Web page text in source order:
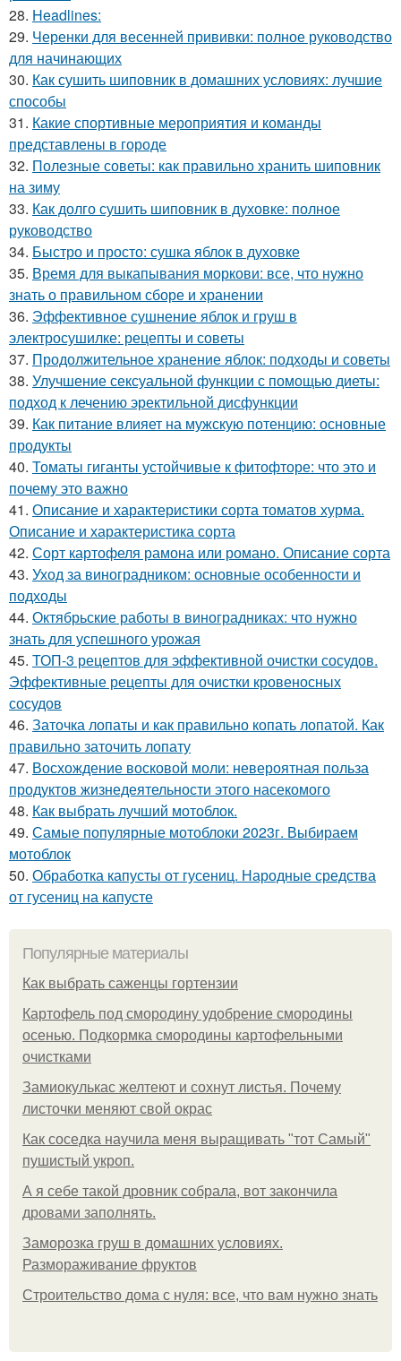
28. Headlines:
29. Черенки для весенней прививки: полное руководство
для начинающих
30. Как сушить шиповник в домашних условиях: лучшие
способы
31. Какие спортивные мероприятия и команды
представлены в городе
32. Полезные советы: как правильно хранить шиповник
на зиму
33. Как долго сушить шиповник в духовке: полное
руководство
34. Быстро и просто: сушка яблок в духовке
35. Время для выкапывания моркови: все, что нужно
знать о правильном сборе и хранении
36. Эффективное сушнение яблок и груш в
электросушилке: рецепты и советы
37. Продолжительное хранение яблок: подходы и советы
38. Улучшение сексуальной функции с помощью диеты:
подход к лечению эректильной дисфункции
39. Как питание влияет на мужскую потенцию: основные
продукты
40. Томаты гиганты устойчивые к фитофторе: что это и
почему это важно
41. Описание и характеристики сорта томатов хурма.
Описание и характеристика сорта
42. Сорт картофеля рамона или романо. Описание сорта
43. Уход за виноградником: основные особенности и
подходы
44. Октябрьские работы в виноградниках: что нужно
знать для успешного урожая
45. ТОП-3 рецептов для эффективной очистки сосудов.
Эффективные рецепты для очистки кровеносных
сосудов
46. Заточка лопаты и как правильно копать лопатой. Как
правильно заточить лопату
47. Восхождение восковой моли: невероятная польза
продуктов жизнедеятельности этого насекомого
48. Как выбрать лучший мотоблок.
49. Самые популярные мотоблоки 2023г. Выбираем
мотоблок
50. Обработка капусты от гусениц. Народные средства
от гусениц на капусте
Популярные материалы
Как выбрать саженцы гортензии
Картофель под смородину удобрение смородины
осенью. Подкормка смородины картофельными
очистками
Замиокулькас желтеют и сохнут листья. Почему
листочки меняют свой окрас
Как соседка научила меня выращивать "тот Самый"
пушистый укроп.
А я себе такой дровник собрала, вот закончила
дровами заполнять.
Заморозка груш в домашних условиях.
Размораживание фруктов
Строительство дома с нуля: все, что вам нужно знать